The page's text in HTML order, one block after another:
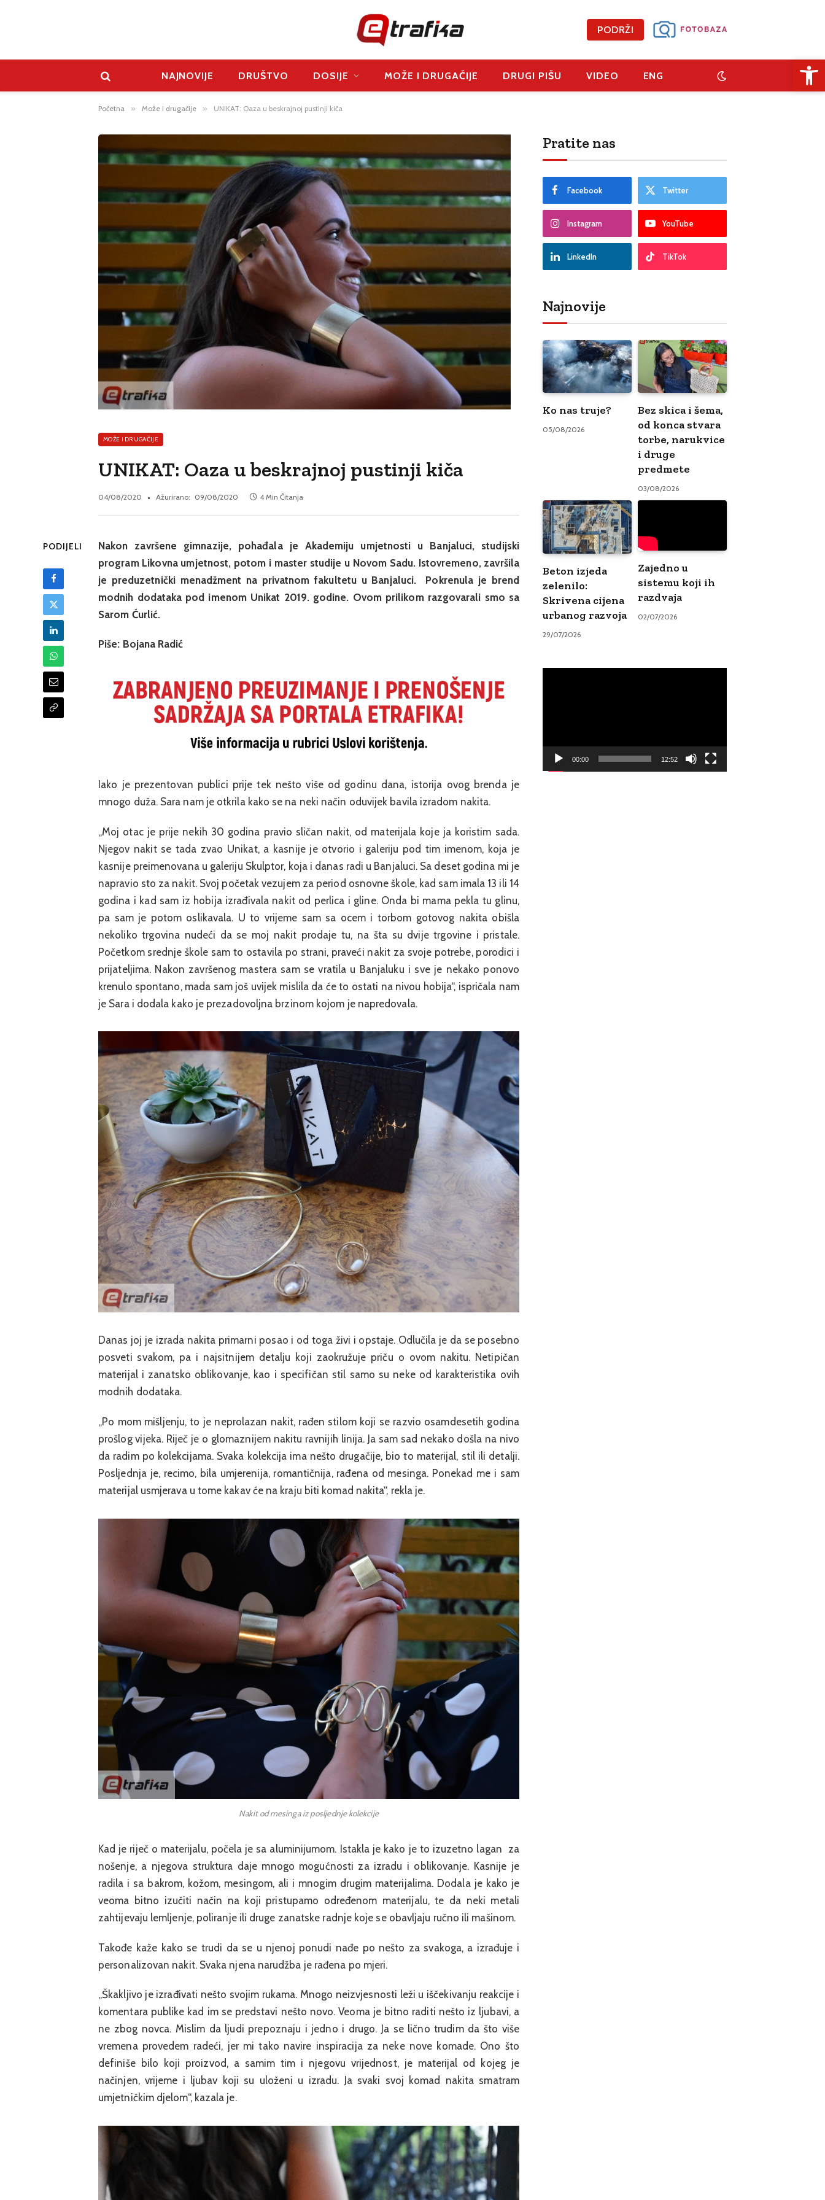
PODRŽI
NAJNOVIJE DRUŠTVO DOSIJE MOŽE I DRUGAČIJE DRUGI PIŠU VIDEO ENG
Početna » Može i drugačije » UNIKAT: Oaza u beskrajnoj pustinji kiča
MOŽE I DRUGAČIJE
UNIKAT: Oaza u beskrajnoj pustinji kiča
04/08/2020 Ažurirano: 09/08/2020 4 Min Čitanja
PODIJELI
Nakon završene gimnazije, pohađala je Akademiju umjetnosti u Banjaluci, studijski
program Likovna umjetnost, potom i master studije u Novom Sadu. Istovremeno, završila
je preduzetnički menadžment na privatnom fakultetu u Banjaluci. Pokrenula je brend
modnih dodataka pod imenom Unikat 2019. godine. Ovom prilikom razgovarali smo sa
Sarom Ćurlić.
Piše: Bojana Radić
Iako je prezentovan publici prije tek nešto više od godinu dana, istorija ovog brenda je
mnogo duža. Sara nam je otkrila kako se na neki način oduvijek bavila izradom nakita.
„Moj otac je prije nekih 30 godina pravio sličan nakit, od materijala koje ja koristim sada.
Njegov nakit se tada zvao Unikat, a kasnije je otvorio i galeriju pod tim imenom, koja je
kasnije preimenovana u galeriju Skulptor, koja i danas radi u Banjaluci. Sa deset godina mi je
napravio sto za nakit. Svoj početak vezujem za period osnovne škole, kad sam imala 13 ili 14
godina i kad sam iz hobija izrađivala nakit od perlica i gline. Onda bi mama pekla tu glinu,
pa sam je potom oslikavala. U to vrijeme sam sa ocem i torbom gotovog nakita obišla
nekoliko trgovina nudeći da se moj nakit prodaje tu, na šta su dvije trgovine i pristale.
Početkom srednje škole sam to ostavila po strani, praveći nakit za svoje potrebe, porodici i
prijateljima. Nakon završenog mastera sam se vratila u Banjaluku i sve je nekako ponovo
krenulo spontano, mada sam još uvijek mislila da će to ostati na nivou hobija“, ispričala nam
je Sara i dodala kako je prezadovoljna brzinom kojom je napredovala.
Danas joj je izrada nakita primarni posao i od toga živi i opstaje. Odlučila je da se posebno
posveti svakom, pa i najsitnijem detalju koji zaokružuje priču o ovom nakitu. Netipičan
materijal i zanatsko oblikovanje, kao i specifičan stil samo su neke od karakteristika ovih
modnih dodataka.
„Po mom mišljenju, to je neprolazan nakit, rađen stilom koji se razvio osamdesetih godina
prošlog vijeka. Riječ je o glomaznijem nakitu ravnijih linija. Ja sam sad nekako došla na nivo
da radim po kolekcijama. Svaka kolekcija ima nešto drugačije, bio to materijal, stil ili detalji.
Posljednja je, recimo, bila umjerenija, romantičnija, rađena od mesinga. Ponekad me i sam
materijal usmjerava u tome kakav će na kraju biti komad nakita“, rekla je.
Nakit od mesinga iz posljednje kolekcije
Kad je riječ o materijalu, počela je sa aluminijumom. Istakla je kako je to izuzetno lagan za
nošenje, a njegova struktura daje mnogo mogućnosti za izradu i oblikovanje. Kasnije je
radila i sa bakrom, kožom, mesingom, ali i mnogim drugim materijalima. Dodala je kako je
veoma bitno izučiti način na koji pristupamo određenom materijalu, te da neki metali
zahtijevaju lemljenje, poliranje ili druge zanatske radnje koje se obavljaju ručno ili mašinom.
Takođe kaže kako se trudi da se u njenoj ponudi nađe po nešto za svakoga, a izrađuje i
personalizovan nakit. Svaka njena narudžba je rađena po mjeri.
„Škakljivo je izrađivati nešto svojim rukama. Mnogo neizvjesnosti leži u iščekivanju reakcije i
komentara publike kad im se predstavi nešto novo. Veoma je bitno raditi nešto iz ljubavi, a
ne zbog novca. Mislim da ljudi prepoznaju i jedno i drugo. Ja se lično trudim da što više
vremena provedem radeći, jer mi tako navire inspiracija za neke nove komade. Ono što
definiše bilo koji proizvod, a samim tim i njegovu vrijednost, je materijal od kojeg je
načinjen, vrijeme i ljubav koji su uloženi u izradu. Ja svaki svoj komad nakita smatram
umjetničkim djelom“, kazala je.
Pratite nas
Facebook Twitter
Instagram YouTube
LinkedIn TikTok
Najnovije
Ko nas truje?
05/08/2026
Bez skica i šema,
od konca stvara
torbe, narukvice
i druge
predmete
03/08/2026
Beton izjeda
zelenilo:
Skrivena cijena
urbanog razvoja
29/07/2026
Zajedno u
sistemu koji ih
razdvaja
02/07/2026
00:00 12:52